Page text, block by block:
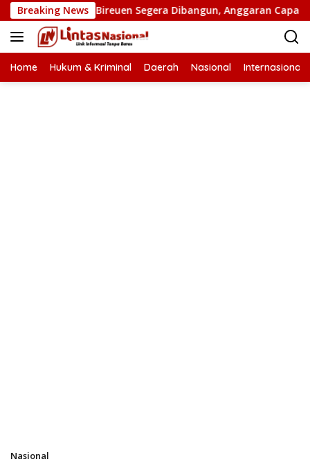
Langsung
ke
konten
Breaking News
Putus di Bireuen Segera Dibangun, Anggaran Capai 500 M
Home Hukum & Kriminal Daerah Nasional Internasional
Nasional